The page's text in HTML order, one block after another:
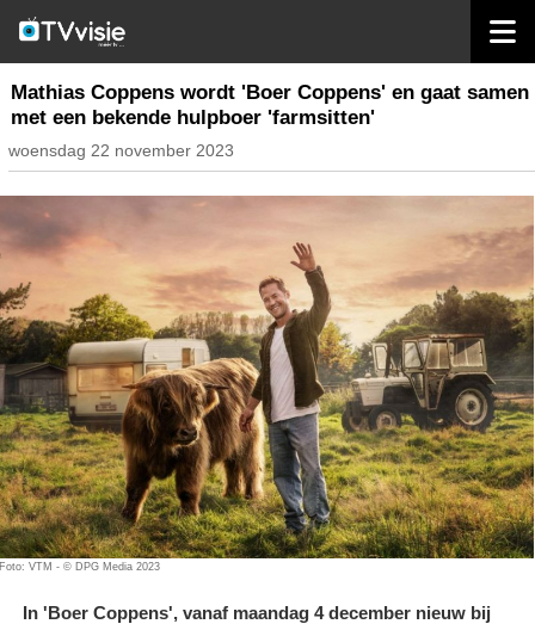
nieuws belgië
Mathias Coppens wordt 'Boer Coppens' en gaat samen
met een bekende hulpboer 'farmsitten'
woensdag 22 november 2023
Foto: VTM - © DPG Media 2023
In 'Boer Coppens', vanaf maandag 4 december nieuw bij